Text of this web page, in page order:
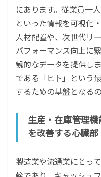
にあります。従業員一
といった情報を可視化
人材配置や、次世代リ
パフォーマンス向上に
観的なデータを提供し
である「ヒト」という
するための基盤となるの
生産・在庫管理
を改善する心臓部
製造業や流通業にとっ